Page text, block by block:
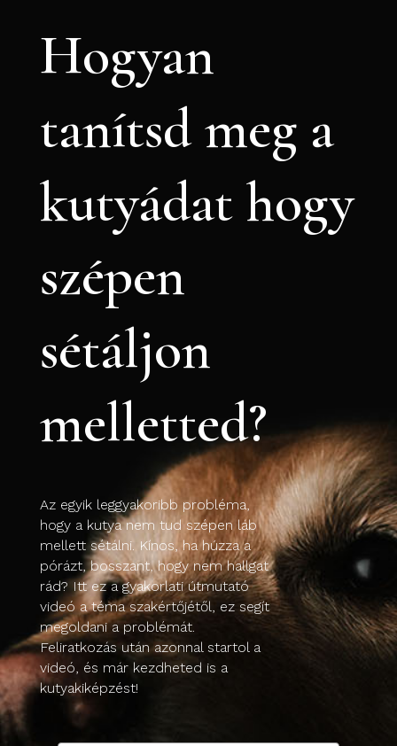
Hogyan
tanítsd meg a
kutyádat hogy
szépen
sétáljon
melletted?
Az egyik leggyakoribb probléma,
hogy a kutya nem tud szépen láb
mellett sétálni. Kínos, ha húzza a
pórázt, bosszant, hogy nem hallgat
rád? Itt ez a gyakorlati útmutató
videó a téma szakértőjétől, ez segít
megoldani a problémát.
Feliratkozás után azonnal startol a
videó, és már kezdheted is a
kutyakiképzést!